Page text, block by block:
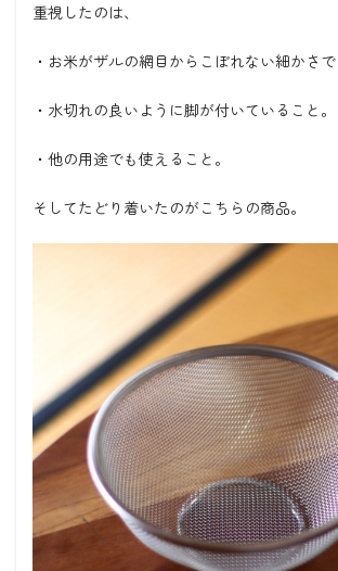
重視したのは、
・お米がザルの網目からこぼれない細かさで
・水切れの良いように脚が付いていること。
・他の用途でも使えること。
そしてたどり着いたのがこちらの商品。